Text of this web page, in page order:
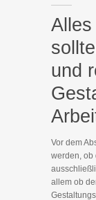
und
Vor dem
werden, ob
allem ob